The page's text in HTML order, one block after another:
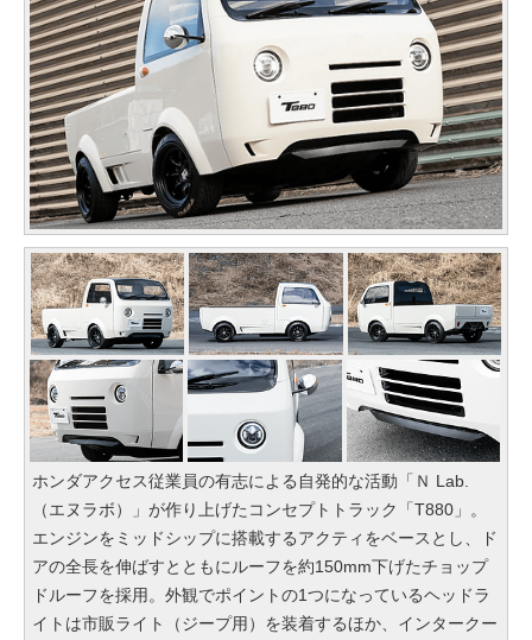
ホンダアクセス従業員の有志による自発的な活動「Ｎ Lab.
（エヌラボ）」が作り上げたコンセプトトラック「T880」。
エンジンをミッドシップに搭載するアクティをベースとし、ド
アの全長を伸ばすとともにルーフを約150mm下げたチョップ
ドルーフを採用。外観でポイントの1つになっているヘッドラ
イトは市販ライト（ジープ用）を装着するほか、インタークー